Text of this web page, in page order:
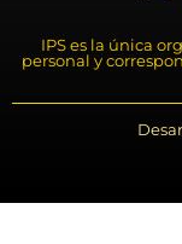
IPS es la única
personal y